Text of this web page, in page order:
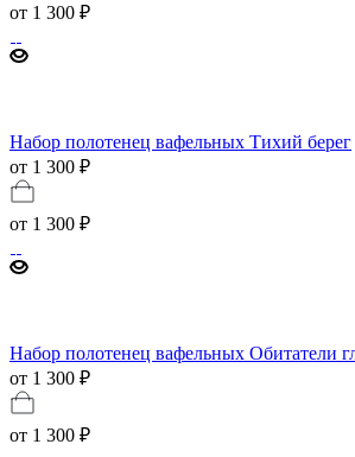
от 1 300 ₽
Набор полотенец вафельных Тихий берег
от 1 300 ₽
от 1 300 ₽
Набор полотенец вафельных Обитатели
от 1 300 ₽
от 1 300 ₽